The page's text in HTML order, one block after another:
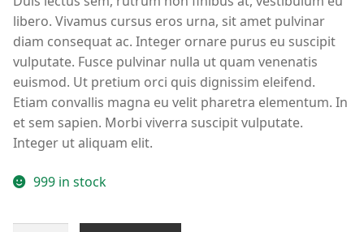
libero. Vivamus cursus eros urna, sit amet pulvinar
diam consequat ac. Integer ornare purus eu suscipit
vulputate. Fusce pulvinar nulla ut quam venenatis
euismod. Ut pretium orci quis dignissim eleifend.
Etiam convallis magna eu velit pharetra elementum. In
et sem sapien. Morbi viverra suscipit vulputate.
Integer ut aliquam elit.
999 in stock